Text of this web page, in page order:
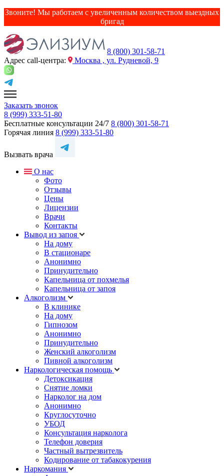
Звоните! Мы работаем с увеличенным количеством выездных
бригад
8 (800) 301-58-71
Адрес сall-центра:
Москва , ул. Рудневой, 9
Заказать звонок
8 (999) 333-51-80
Бесплатные консультации 24/7 8 (800) 301-58-71
Горячая линия 8 (999) 333-51-80
Вызвать врача
О нас
Фото
Отзывы
Цены
Лицензии
Врачи
Контакты
Вывод из запоя
На дому
В стационаре
Анонимно
Принудительно
Капельница от похмелья
Капельница от запоя
Алкоголизм
В клинике
На дому
Гипнозом
Анонимно
Принудительно
Женский алкоголизм
Пивной алкоголизм
Наркологическая помощь
Детоксикация
Снятие ломки
Нарколог на дом
Анонимно
Круглосуточно
УБОД
Консультация нарколога
Телефон доверия
Частный вытрезвитель
Кодирование от табакокурения
Наркомания